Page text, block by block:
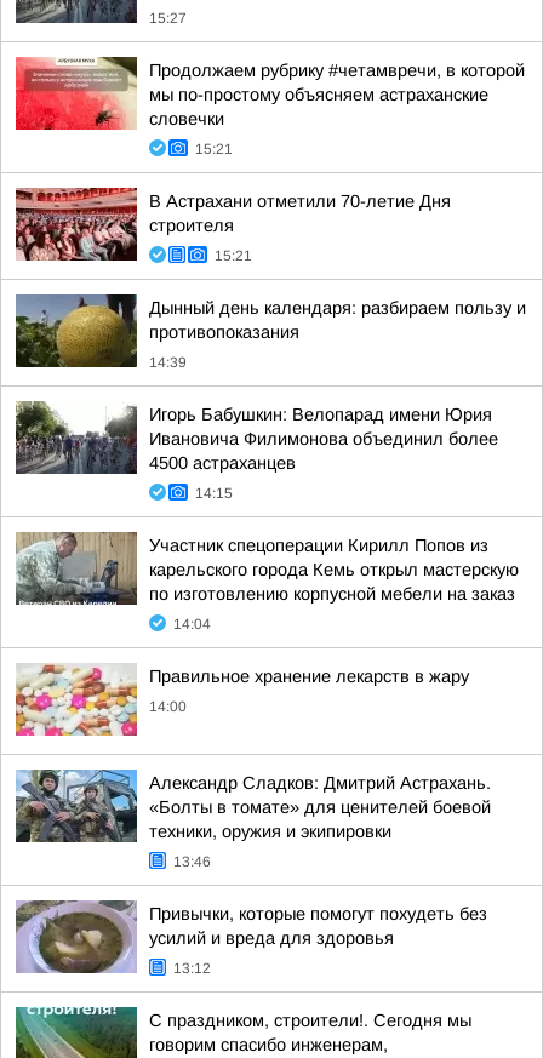
15:27
Продолжаем рубрику #четамвречи, в которой
мы по-простому объясняем астраханские
словечки
15:21
В Астрахани отметили 70-летие Дня
строителя
15:21
Дынный день календаря: разбираем пользу и
противопоказания
14:39
Игорь Бабушкин: Велопарад имени Юрия
Ивановича Филимонова объединил более
4500 астраханцев
14:15
Участник спецоперации Кирилл Попов из
карельского города Кемь открыл мастерскую
по изготовлению корпусной мебели на заказ
14:04
Правильное хранение лекарств в жару
14:00
Александр Сладков: Дмитрий Астрахань.
«Болты в томате» для ценителей боевой
техники, оружия и экипировки
13:46
Привычки, которые помогут похудеть без
усилий и вреда для здоровья
13:12
С праздником, строители!. Сегодня мы
говорим спасибо инженерам,